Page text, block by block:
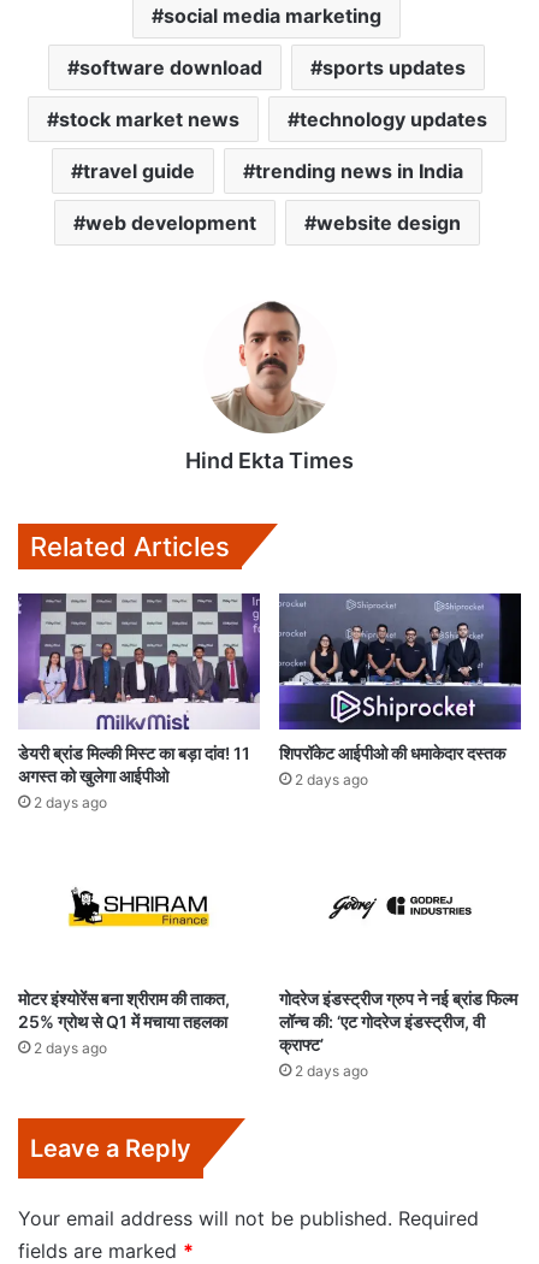
social media marketing
software download sports updates
stock market news technology updates
travel guide trending news in India
web development website design
Hind Ekta Times
Related Articles
डेयरी ब्रांड मिल्की मिस्ट का बड़ा दांव! 11
अगस्त को खुलेगा आईपीओ
2 days ago
शिपरॉकेट आईपीओ की धमाकेदार दस्तक
2 days ago
मोटर इंश्योरेंस बना श्रीराम की ताकत,
25% ग्रोथ से Q1 में मचाया तहलका
2 days ago
गोदरेज इंडस्ट्रीज ग्रुप ने नई ब्रांड फिल्म
लॉन्च की: ‘एट गोदरेज इंडस्ट्रीज, वी
क्राफ्ट’
2 days ago
Leave a Reply
Your email address will not be published. Required
fields are marked *